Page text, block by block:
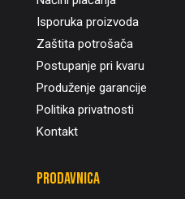
Isporuka proizvoda
Zaštita potrošača
Postupanje pri kvaru
Produženje garancije
Politika privatnosti
Kontakt
Prodavnica